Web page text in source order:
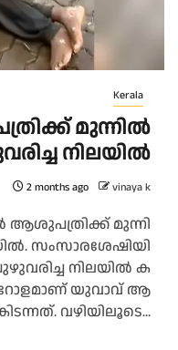
Kerala
മു​ന്നി​ല്‍
നി​ല​യി​ല്‍
2 months ago vinaya k
ആ​ശു​പ​ത്രി​ക്ക് മു​ന്നി​
സം​സാ​ര​ശേ​ഷി​യി​
നി​ല​യി​ല്‍ ക​
യു​വാ​വ് ആ​
വ​ഴി​യി​ലൂ​ടെ...